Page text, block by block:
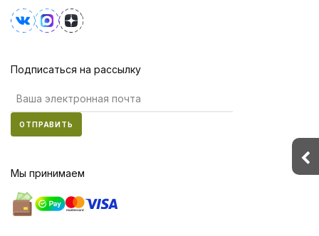
Подписаться на рассылку
ОТПРАВИТЬ
Мы принимаем